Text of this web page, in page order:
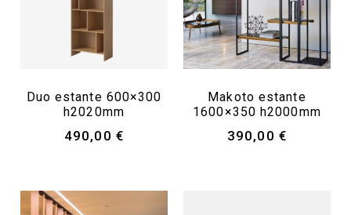
Duo estante 600×300
h2020mm
490,00 €
Makoto estante
1600×350 h2000mm
390,00 €